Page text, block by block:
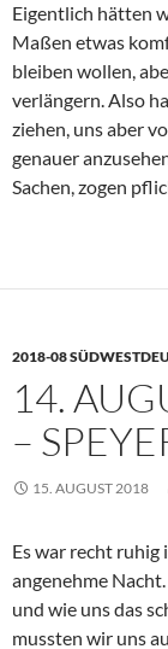
Eigentlich hätten
Maßen etwas
bleiben wollen,
verlängern. Also
ziehen, uns aber
genauer
Sachen, zogen
2018-08
14.
–
15. AUGUST 2018
Es war recht
angenehme
und wie uns das
mussten wir uns